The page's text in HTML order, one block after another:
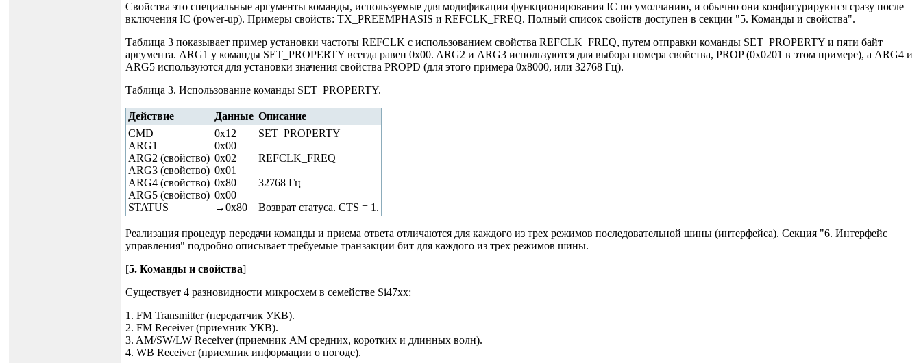
Свойства это специальные аргументы команды, используемые для модификации функционирования IC по умолчанию, и обычно они конфигурируются сразу после
включения IC (power-up). Примеры свойств: TX_PREEMPHASIS и REFCLK_FREQ. Полный список свойств доступен в секции "5. Команды и свойства".
Таблица 3 показывает пример установки частоты REFCLK с использованием свойства REFCLK_FREQ, путем отправки команды SET_PROPERTY и пяти байт
аргумента. ARG1 у команды SET_PROPERTY всегда равен 0x00. ARG2 и ARG3 используются для выбора номера свойства, PROP (0x0201 в этом примере), а ARG4 и
ARG5 используются для установки значения свойства PROPD (для этого примера 0x8000, или 32768 Гц).
Таблица 3. Использование команды SET_PROPERTY.
Действие Данные Описание
CMD
ARG1
ARG2 (свойство)
ARG3 (свойство)
ARG4 (свойство)
ARG5 (свойство)
STATUS
0x12
0x00
0x02
0x01
0x80
0x00
→0x80
SET_PROPERTY
REFCLK_FREQ
32768 Гц
Возврат статуса. CTS = 1.
Реализация процедур передачи команды и приема ответа отличаются для каждого из трех режимов последовательной шины (интерфейса). Секция "6. Интерфейс
управления" подробно описывает требуемые транзакции бит для каждого из трех режимов шины.
[5. Команды и свойства]
Существует 4 разновидности микросхем в семействе Si47xx:
1. FM Transmitter (передатчик УКВ).
2. FM Receiver (приемник УКВ).
3. AM/SW/LW Receiver (приемник АМ средних, коротких и длинных волн).
4. WB Receiver (приемник информации о погоде).